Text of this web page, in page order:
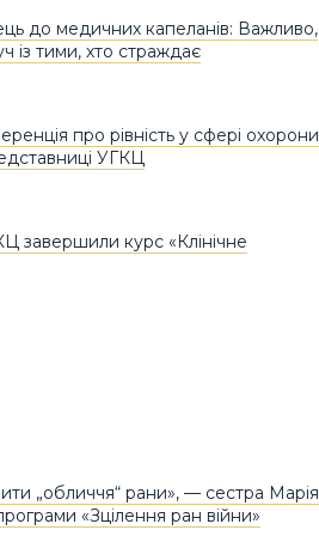
до медичних капеланів: Важливо,
із тими, хто страждає
про рівність у сфері охорони
УГКЦ
завершили курс «Клінічне
„обличчя“ рани», — сестра Марія
«Зцілення ран війни»